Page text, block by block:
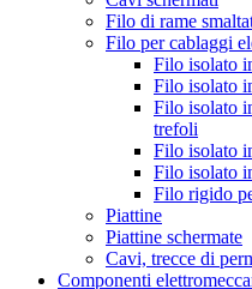
Filo di rame
Filo per cablaggi
Filo isolato
Filo isolato
Filo isolato
trefoli
Filo isolato
Filo isolato
Filo rigido
Piattine
Piattine schermate
Cavi, trecce di
Componenti